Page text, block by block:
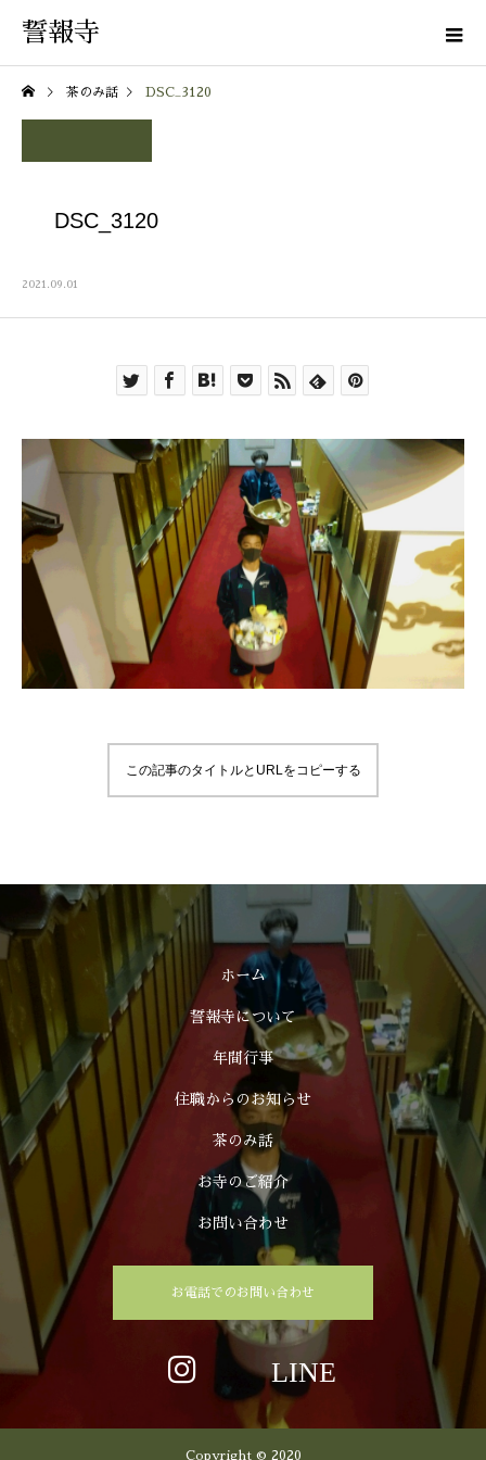
誓報寺
茶のみ話 DSC_3120
DSC_3120
2021.09.01
この記事のタイトルとURLをコピーする
ホーム
誓報寺について
年間行事
住職からのお知らせ
茶のみ話
お寺のご紹介
お問い合わせ
お電話でのお問い合わせ
Copyright © 2020